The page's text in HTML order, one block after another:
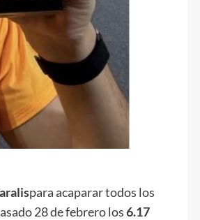
para acaparar todos los
28 de febrero los6.17